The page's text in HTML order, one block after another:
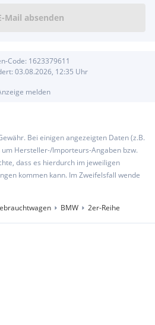
Mail absenden
Code: 1623379611
03.08.2026, 12:35 Uhr
melden
Bei einigen angezeigten Daten (z.B.
Hersteller-/Importeurs-Angaben bzw.
dass es hierdurch im jeweiligen
kommen kann. Im Zweifelsfall wende
BMW 2er-Reihe